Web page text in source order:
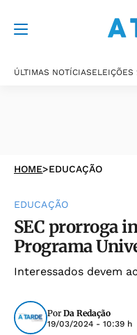
ÚLTIMAS NOTÍCIASELEIÇÕES
HOME>EDUCAÇÃO
EDUCAÇÃO
SEC prorroga
Programa
Interessados devem
Por Da Redação
19/03/2024 - 10:39 h